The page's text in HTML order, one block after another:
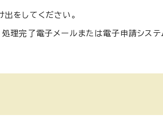
をしてください。
理完了電子メールまたは電子申請システ